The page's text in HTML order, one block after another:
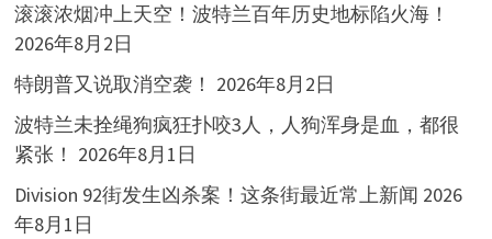
滚滚浓烟冲上天空！波特兰百年历史地标陷火海！
2026年8月2日
特朗普又说取消空袭！ 2026年8月2日
波特兰未拴绳狗疯狂扑咬3人，人狗浑身是血，都很
紧张！ 2026年8月1日
Division 92街发生凶杀案！这条街最近常上新闻 2026
年8月1日